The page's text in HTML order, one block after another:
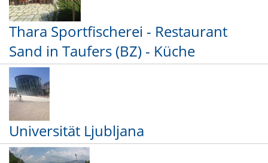
Thara Sportfischerei - Restaurant
Sand in Taufers (BZ) - Küche
Universität Ljubljana